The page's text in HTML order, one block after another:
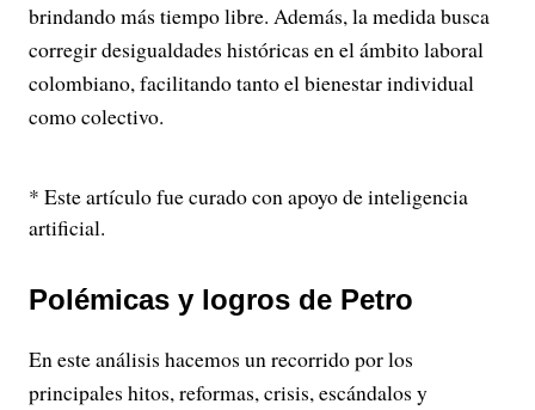
brindando más tiempo libre. Además, la medida busca
corregir desigualdades históricas en el ámbito laboral
colombiano, facilitando tanto el bienestar individual
como colectivo.
* Este artículo fue curado con apoyo de inteligencia
artificial.
Polémicas y logros de Petro
En este análisis hacemos un recorrido por los
principales hitos, reformas, crisis, escándalos y